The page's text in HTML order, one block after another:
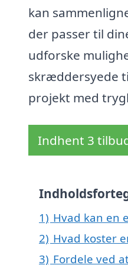
kan
der passer til
udforske
skræddersyede
projekt med
Indhent 3
1) Hvad kan en
2) Hvad koster
3) Fordele ved